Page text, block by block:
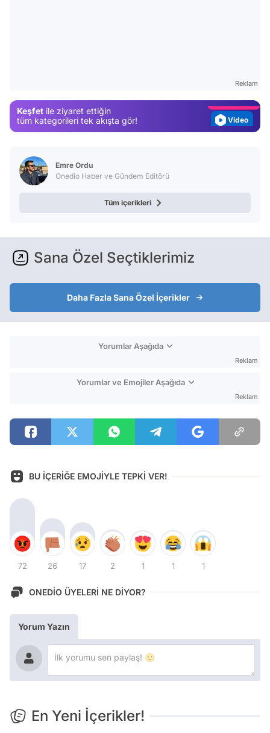
Reklam
Keşfet ile ziyaret ettiğin
tüm kategorileri tek akışta gör!
Video
Emre Ordu
Onedio Haber ve Gündem Editörü
Tüm içerikleri
Sana Özel Seçtiklerimiz
Daha Fazla Sana Özel İçerikler
Yorumlar Aşağıda
Reklam
Yorumlar ve Emojiler Aşağıda
Reklam
BU İÇERİĞE EMOJİYLE TEPKİ VER!
72 26 17 2 1 1 1
ONEDİO ÜYELERİ NE DİYOR?
Yorum Yazın
En Yeni İçerikler!